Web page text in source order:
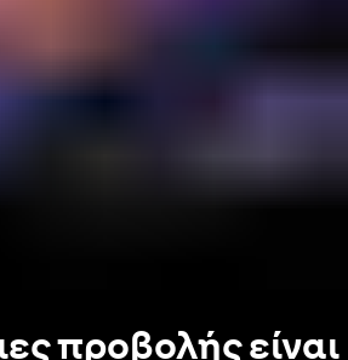
προβολής είναι